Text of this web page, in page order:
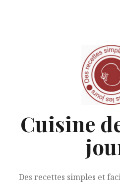
Cuisine
Des recettes simples et